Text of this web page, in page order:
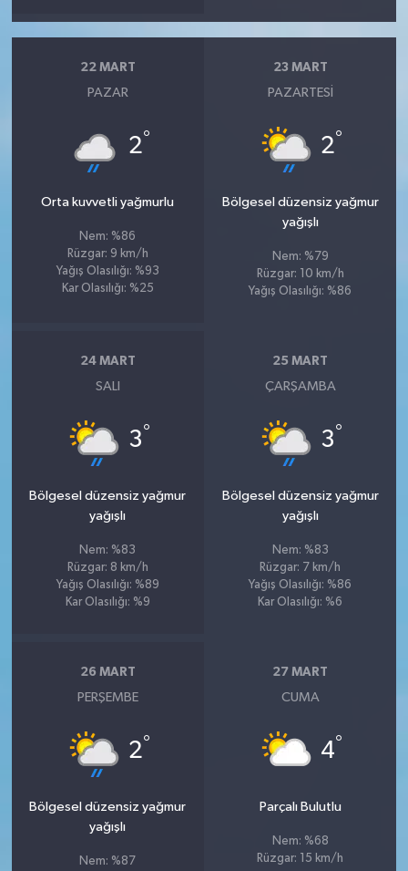
22 MART
PAZAR
2°
Orta kuvvetli yağmurlu
Nem: %86
Rüzgar: 9 km/h
Yağış Olasılığı: %93
Kar Olasılığı: %25
23 MART
PAZARTESI
2°
Bölgesel düzensiz yağmur
yağışlı
Nem: %79
Rüzgar: 10 km/h
Yağış Olasılığı: %86
24 MART
SALI
3°
Bölgesel düzensiz yağmur
yağışlı
Nem: %83
Rüzgar: 8 km/h
Yağış Olasılığı: %89
Kar Olasılığı: %9
25 MART
ÇARŞAMBA
3°
Bölgesel düzensiz yağmur
yağışlı
Nem: %83
Rüzgar: 7 km/h
Yağış Olasılığı: %86
Kar Olasılığı: %6
26 MART
PERŞEMBE
2°
Bölgesel düzensiz yağmur
yağışlı
Nem: %87
27 MART
CUMA
4°
Parçalı Bulutlu
Nem: %68
Rüzgar: 15 km/h